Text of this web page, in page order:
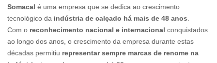
Somacal é uma empresa que se dedica ao crescimento
tecnológico da indústria de calçado há mais de 48 anos.
Com o reconhecimento nacional e internacional conquistados
ao longo dos anos, o crescimento da empresa durante estas
décadas permitiu representar sempre marcas de renome na